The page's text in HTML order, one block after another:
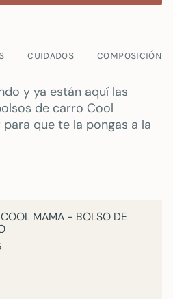
CUIDADOS COMPOSICIÓN
y ya están aquí las
de carro Cool
que te la pongas a la
COOL MAMA - BOLSO DE